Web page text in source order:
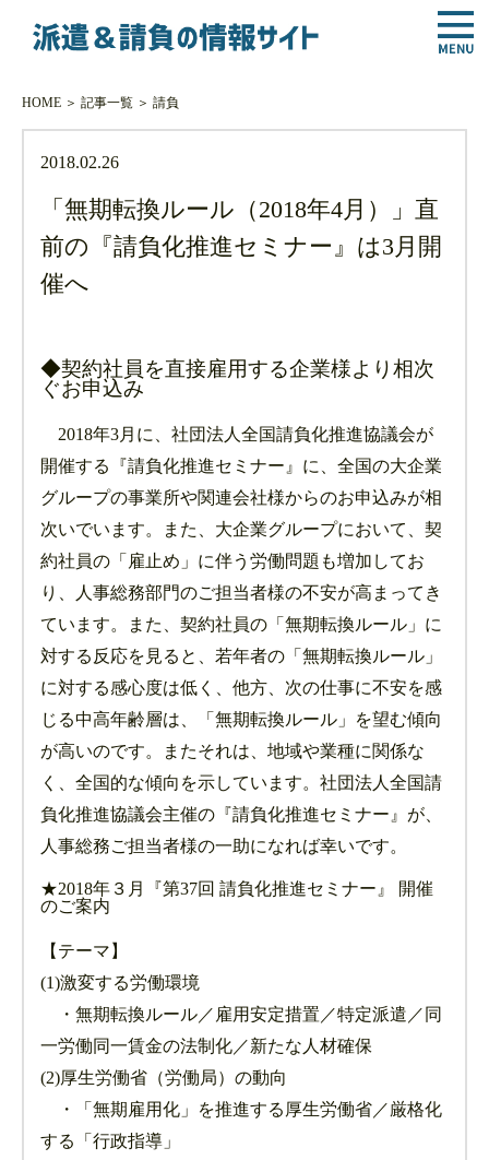
HOME＞ 記事一覧＞ 請負
2018.02.26
「無期転換ルール（2018年4月）」直
前の『請負化推進セミナー』は3月開
催へ
◆契約社員を直接雇用する企業様より相次
ぐお申込み
2018年3月に、社団法人全国請負化推進協議会が
開催する『請負化推進セミナー』に、全国の大企業
グループの事業所や関連会社様からのお申込みが相
次いでいます。また、大企業グループにおいて、契
約社員の「雇止め」に伴う労働問題も増加してお
り、人事総務部門のご担当者様の不安が高まってき
ています。また、契約社員の「無期転換ルール」に
対する反応を見ると、若年者の「無期転換ルール」
に対する感心度は低く、他方、次の仕事に不安を感
じる中高年齢層は、「無期転換ルール」を望む傾向
が高いのです。またそれは、地域や業種に関係な
く、全国的な傾向を示しています。社団法人全国請
負化推進協議会主催の『請負化推進セミナー』が、
人事総務ご担当者様の一助になれば幸いです。
★2018年３月『第37回 請負化推進セミナー』 開催
のご案内
【テーマ】
(1)激変する労働環境
・無期転換ルール／雇用安定措置／特定派遣／同
一労働同一賃金の法制化／新たな人材確保
(2)厚生労働省（労働局）の動向
・「無期雇用化」を推進する厚生労働省／厳格化
する「行政指導」